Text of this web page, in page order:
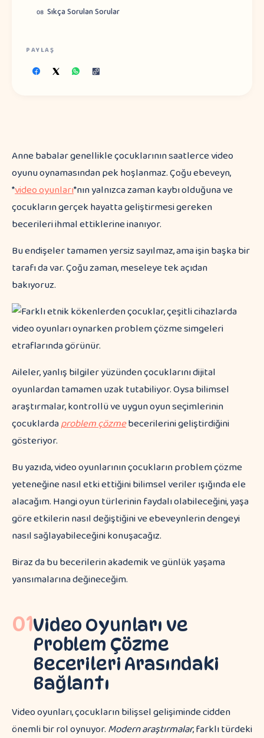
08 Sıkça Sorulan Sorular
PAYLAŞ
Anne babalar genellikle çocuklarının saatlerce video
oyunu oynamasından pek hoşlanmaz. Çoğu ebeveyn,
*video oyunları*nın yalnızca zaman kaybı olduğuna ve
çocukların gerçek hayatta geliştirmesi gereken
becerileri ihmal ettiklerine inanıyor.
Bu endişeler tamamen yersiz sayılmaz, ama işin başka bir
tarafı da var. Çoğu zaman, meseleye tek açıdan
bakıyoruz.
Aileler, yanlış bilgiler yüzünden çocuklarını dijital
oyunlardan tamamen uzak tutabiliyor. Oysa bilimsel
araştırmalar, kontrollü ve uygun oyun seçimlerinin
çocuklardaproblem çözmebecerilerini geliştirdiğini
gösteriyor.
Bu yazıda, video oyunlarının çocukların problem çözme
yeteneğine nasıl etki ettiğini bilimsel veriler ışığında ele
alacağım. Hangi oyun türlerinin faydalı olabileceğini, yaşa
göre etkilerin nasıl değiştiğini ve ebeveynlerin dengeyi
nasıl sağlayabileceğini konuşacağız.
Biraz da bu becerilerin akademik ve günlük yaşama
yansımalarına değineceğim.
01Video Oyunları ve
Problem Çözme
Becerileri Arasındaki
Bağlantı
Video oyunları, çocukların bilişsel gelişiminde cidden
önemli bir rol oynuyor.Modern araştırmalar, farklı türdeki